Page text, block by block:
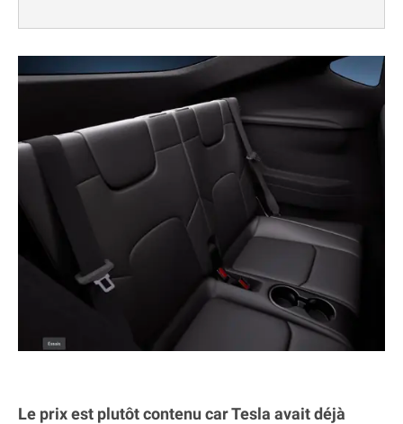
Le prix est plutôt contenu car Tesla avait déjà